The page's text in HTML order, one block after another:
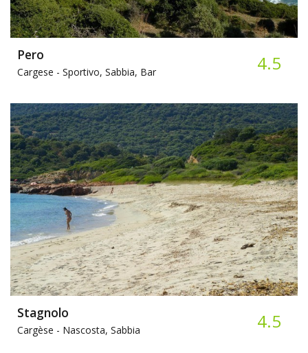
Pero
Cargese - Sportivo, Sabbia, Bar 4.5
Stagnolo
Cargèse - Nascosta, Sabbia 4.5